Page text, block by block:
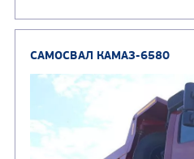
Экологический класс
Грузоподъемность, кг
Вместимость кузова, м3